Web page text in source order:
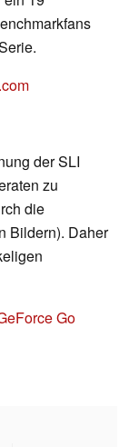
der SLI
zu
die
Bildern). Daher
Go